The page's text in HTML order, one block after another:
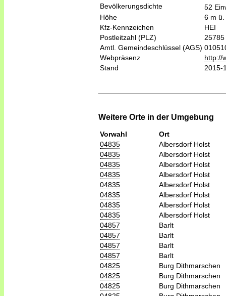
Bevölkerungsdichte
52
Höhe
6 m ü.
Kfz-Kennzeichen
HEI
Postleitzahl (PLZ)
25785
Amtl. Gemeindeschlüssel (AGS)
Webpräsenz
http://
Stand
2015-
Weitere Orte in der Umgebung
Vorwahl
Ort
04835
Albersdorf Holst
04835
Albersdorf Holst
04835
Albersdorf Holst
04835
Albersdorf Holst
04835
Albersdorf Holst
04835
Albersdorf Holst
04835
Albersdorf Holst
04835
Albersdorf Holst
04857
Barlt
04857
Barlt
04857
Barlt
04857
Barlt
04825
Burg Dithmarschen
04825
Burg Dithmarschen
04825
Burg Dithmarschen